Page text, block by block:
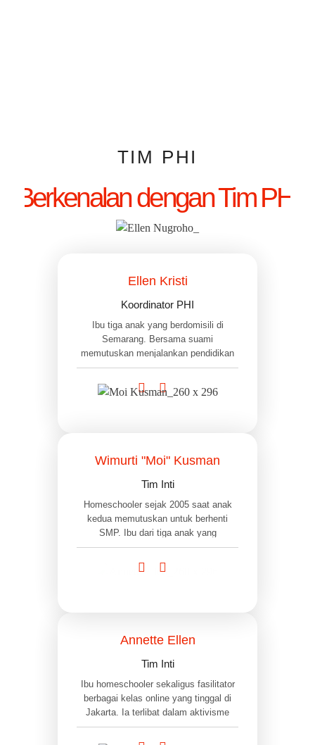
TIM PHI
Berkenalan dengan Tim PHI
Ellen Kristi
Koordinator PHI
Ibu tiga anak yang berdomisili di
Semarang. Bersama suami
memutuskan menjalankan pendidikan
berbasis keluarga (homeschooling)
sejak 2007. Berlatar belakang ilmu
hukum dan filsafat, saat ini Ellen
(breastfeeding), kebebasan beragama
dan keyakinan, keadilan iklim dan
keluarga dalam pemenuhan hak
pendidikan tiap anak di Indonesia
Annette Ellen
Tim Inti
Ibu homeschooler sekaligus fasilitator
berbagai kelas online yang tinggal di
Jakarta. Ia terlibat dalam aktivisme
perempuan dan kebangsaan sejak
2024 dan suka membaca, menulis
Wimurti "Moi" Kusman
Tim Inti
Homeschooler sejak 2005 saat anak
kedua memutuskan untuk berhenti
SMP. Ibu dari tiga anak yang
semuanya homeschooler. Anak
pertama dan kedua pernah SMA dan
SMP dan memutuskan homeschooling.